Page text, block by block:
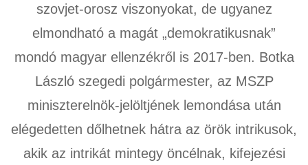
szovjet-orosz viszonyokat, de ugyanez
elmondható a magát „demokratikusnak”
mondó magyar ellenzékről is 2017-ben. Botka
László szegedi polgármester, az MSZP
miniszterelnök-jelöltjének lemondása után
elégedetten dőlhetnek hátra az örök intrikusok,
akik az intrikát mintegy öncélnak, kifejezési